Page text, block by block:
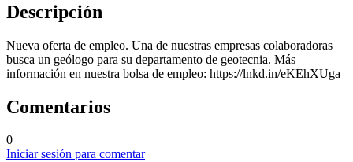
Descripción
Nueva oferta de empleo. Una de nuestras empresas colaboradoras
busca un geólogo para su departamento de geotecnia. Más
información en nuestra bolsa de empleo: https://lnkd.in/eKEhXUga
Comentarios
0
Iniciar sesión para comentar